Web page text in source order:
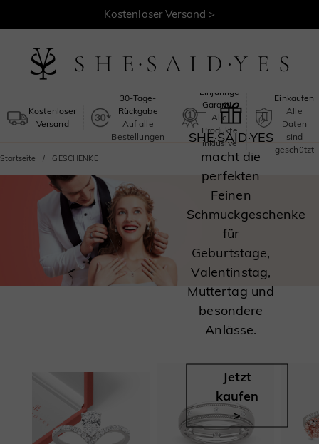
Kostenloser Versand >
Kostenloser
Versand
30-Tage-
Rückgabe
Auf alle
Bestellungen
Einjährige
Garantie
Alle
Produkte
inklusive
Einkaufen
Alle
Daten
sind
geschützt
Startseite GESCHENKE
SHE·SAID·YES
macht die
perfekten
Feinen
Schmuckgeschenke
für
Geburtstage,
Valentinstag,
Muttertag und
besondere
Anlässe.
Jetzt
kaufen
>